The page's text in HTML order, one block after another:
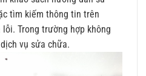
tìm kiếm thông tin trên
Trong trường hợp không
vụ sửa chữa.